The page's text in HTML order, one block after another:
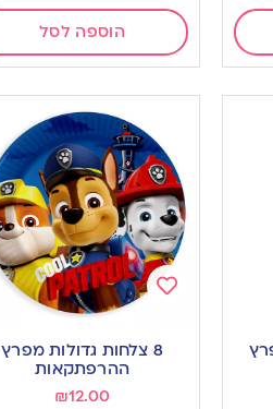
הוספה לסל
wishlist
8 צלחות גדולות מפרץ
ההרפתקאות
₪12.00